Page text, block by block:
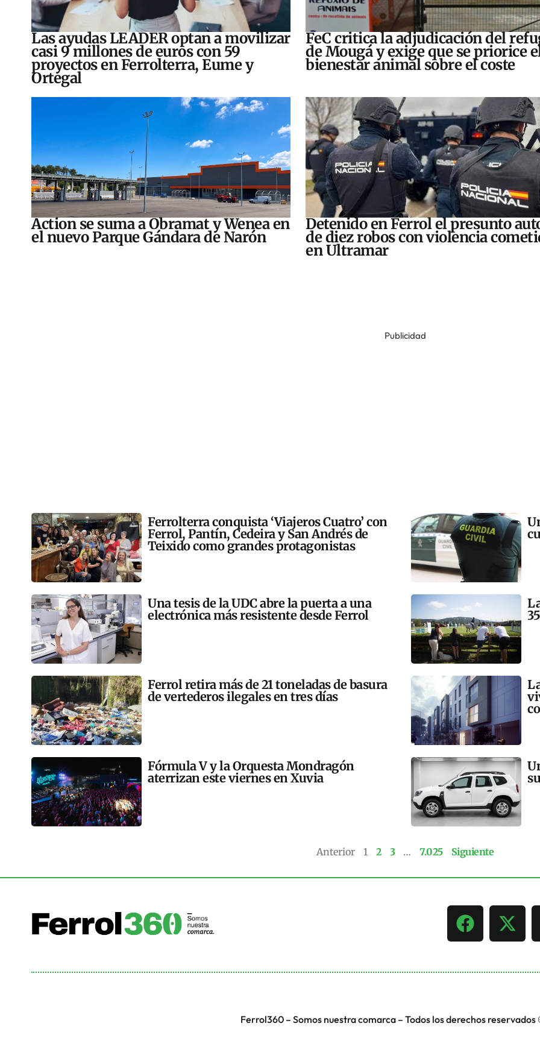
Las ayudas LEADER optan a movilizar
casi 9 millones de euros con 59
proyectos en Ferrolterra, Eume y
Ortegal
FeC critica la adjudicación del
de Mougá y exige que se priorice
bienestar animal sobre el coste
Action se suma a Obramat y Wenea en
el nuevo Parque Gándara de Narón
Detenido en Ferrol el presunto
de diez robos con violencia
en Ultramar
Publicidad
Ferrolterra conquista ‘Viajeros Cuatro’ con
Ferrol, Pantín, Cedeira y San Andrés de
Teixido como grandes protagonistas
Una tesis de la UDC abre la puerta a una
electrónica más resistente desde Ferrol
Ferrol retira más de 21 toneladas de basura
de vertederos ilegales en tres días
Fórmula V y la Orquesta Mondragón
aterrizan este viernes en Xuvia
Anterior 1 2 3 … 7.025 Siguiente
Ferrol360 – Somos nuestra comarca – Todos los derechos